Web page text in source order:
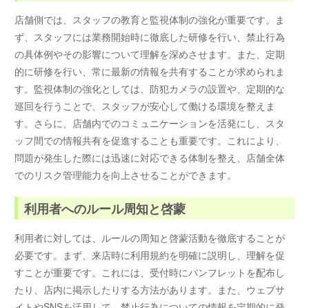
店舗側では、スタッフの教育と監視体制の強化が重要です。ま
ず、スタッフには業務開始時に徹底した研修を行い、禁止行為
の具体例やその影響について理解を深めさせます。また、定期
的に研修を行い、常に最新の情報を共有することが求められま
す。監視体制の強化としては、防犯カメラの設置や、定期的な
巡回を行うことで、スタッフが安心して働ける環境を整えま
す。さらに、店舗内でのコミュニケーションを活発にし、スタ
ッフ間での情報共有を促進することも重要です。これにより、
問題が発生した際には迅速に対応できる体制を整え、店舗全体
でのリスク管理能力を向上させることができます。
利用者へのルール周知と啓蒙
利用者に対しては、ルールの周知と啓蒙活動を徹底することが
必要です。まず、来店時に利用規約を明確に説明し、理解を促
すことが重要です。これには、受付時にパンフレットを配布し
たり、店内に掲示したりする方法があります。また、ウェブサ